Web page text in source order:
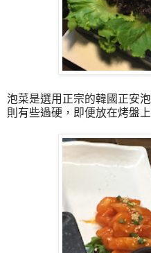
泡菜是選用正宗的韓國正安
則有些過硬，即便放在烤盤